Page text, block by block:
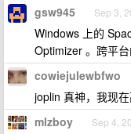
gsw945 Sep 3,
Windows 上的
Optimizer 。跨平
cowiejulewbfwo
joplin 真神，我现
mlzboy Sep 4,